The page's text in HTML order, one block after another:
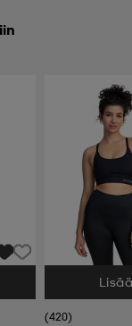
Valitse Koko
(420)